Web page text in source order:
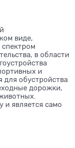
виде,
спектром
в области
и
для обустройства
дорожки,
и является само